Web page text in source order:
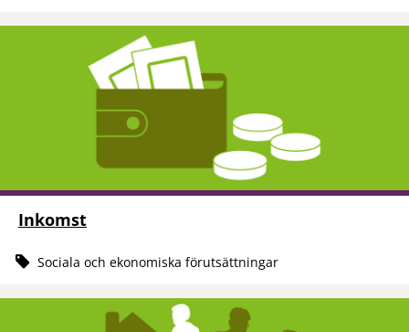
Inkomst
Sociala och ekonomiska förutsättningar